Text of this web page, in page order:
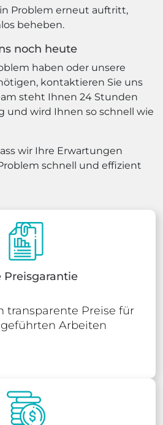
Problem erneut auftritt,
beheben.
noch heute
haben oder unsere
kontaktieren Sie uns
steht Ihnen 24 Stunden
und wird Ihnen so schnell wie
wir Ihre Erwartungen
schnell und effizient
Preisgarantie
transparente Preise für
Arbeiten